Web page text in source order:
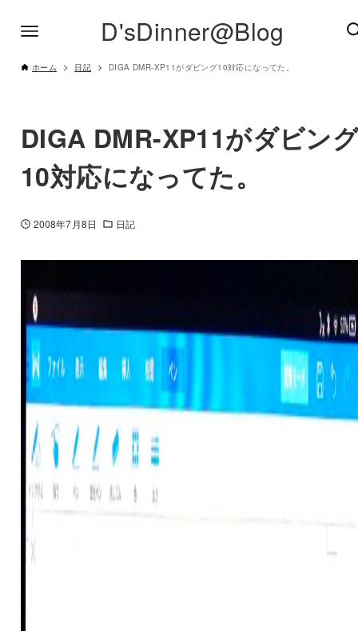
D'sDinner@Blog
ホーム 日記 DIGA DMR-XP11がダビング10対応になってた。
DIGA DMR-XP11がダビン
10対応になってた。
2008年7月8日 日記